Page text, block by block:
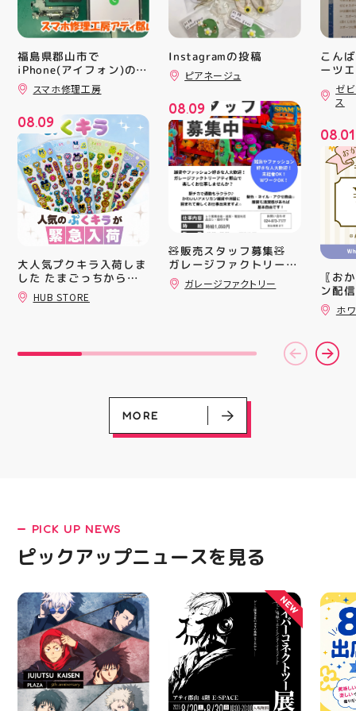
LATEST!
福島県郡山市で
iPhone(アイフォン)の充
電口修理はスマホ修理工
房アティ郡山店なら即日
スマホ修理工房
08.09
大人気プクキラ入荷しま
した たまごっちからサ
ンリオまで 全13種類の
豊富なラインナップが勢
インばかり 集めたくな
定での入荷となりますの
で 気になっていた方、
売り切れる前にぜひお早
ラ雑貨 コレクション
HUBSTORE 数量限定 新
商品入荷
HUB STORE
Instagramの投稿
ピアネージュ
08.09
🧸販売スタッフ募集🧸
ガレージファクトリーア
ティ郡山では 販売スタ
ッフを募集しております
大歓迎️‍️‍️‍ Wワークされてる
方も可能ですよ！ 求人
でのご応募は不可となり
ます️ 私達と一緒に楽し
くお仕事しましょう️ お
電話、ご応募お待ちして
ガレージファクトリー
こん
ーツ
ィ郡
「ゼ
つり
16(日
ィ館
を行
入り
対策
た、
ート(
買い
ツポ
録)画
だく
加す
ズな
ぜひ
熱い
ゼ
ス
08.01
〖お
ン配
ッパ
￥
ーポ
ース
ホ
MORE
PICK UP NEWS
ピックアップニュースを見る
NEW